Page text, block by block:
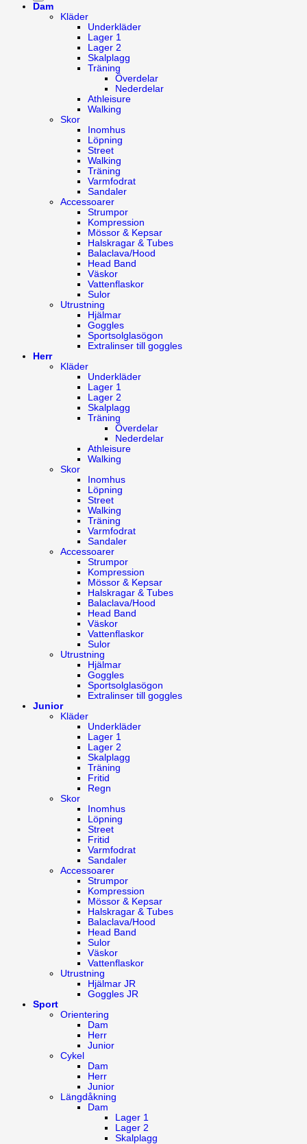
Dam
Kläder
Underkläder
Lager 1
Lager 2
Skalplagg
Träning
Överdelar
Nederdelar
Athleisure
Walking
Skor
Inomhus
Löpning
Street
Walking
Träning
Varmfodrat
Sandaler
Accessoarer
Strumpor
Kompression
Mössor & Kepsar
Halskragar & Tubes
Balaclava/Hood
Head Band
Väskor
Vattenflaskor
Sulor
Utrustning
Hjälmar
Goggles
Sportsolglasögon
Extralinser till goggles
Herr
Kläder
Underkläder
Lager 1
Lager 2
Skalplagg
Träning
Överdelar
Nederdelar
Athleisure
Walking
Skor
Inomhus
Löpning
Street
Walking
Träning
Varmfodrat
Sandaler
Accessoarer
Strumpor
Kompression
Mössor & Kepsar
Halskragar & Tubes
Balaclava/Hood
Head Band
Väskor
Vattenflaskor
Sulor
Utrustning
Hjälmar
Goggles
Sportsolglasögon
Extralinser till goggles
Junior
Kläder
Underkläder
Lager 1
Lager 2
Skalplagg
Träning
Fritid
Regn
Skor
Inomhus
Löpning
Street
Fritid
Varmfodrat
Sandaler
Accessoarer
Strumpor
Kompression
Mössor & Kepsar
Halskragar & Tubes
Balaclava/Hood
Head Band
Sulor
Väskor
Vattenflaskor
Utrustning
Hjälmar JR
Goggles JR
Sport
Orientering
Dam
Herr
Junior
Cykel
Dam
Herr
Junior
Längdåkning
Dam
Lager 1
Lager 2
Skalplagg